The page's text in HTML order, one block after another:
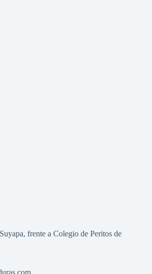
frente a Colegio de Peritos de